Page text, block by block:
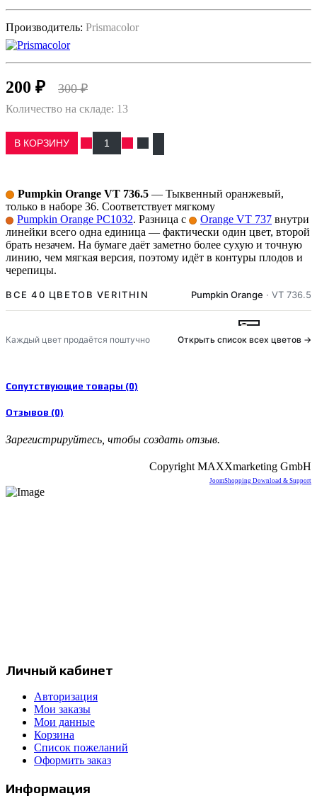
Производитель: Prismacolor
200 ₽ 300 ₽
Количество на складе: 13
В КОРЗИНУ
Pumpkin Orange VT 736.5 — Тыквенный оранжевый,
только в наборе 36. Соответствует мягкому
Pumpkin Orange PC1032. Разница с Orange VT 737 внутри
линейки всего одна единица — фактически один цвет, второй
брать незачем. На бумаге даёт заметно более сухую и точную
линию, чем мягкая версия, поэтому идёт в контуры плодов и
черепицы.
ВСЕ 40 ЦВЕТОВ VERITHIN Pumpkin Orange · VT 736.5
Olive Green · VT 739.5
Aquamarine · VT 737.5
Peacock Green · VT 739
Non-Photo Blue · VT
True Blue · VT 758
Light Cerulean
Peacock Blue
Indigo
Gold · VT 754
White · VT 734
Warm Grey 20% · VT 734.5
Silver · VT 753
Cool Grey 70% · VT 747.5
Dark Brown · VT 746
Каждый цвет продаётся поштучно Открыть список всех цветов →
Сопутствующие товары (0)
Отзывов (0)
Зарегистрируйтесь, чтобы создать отзыв.
Copyright MAXXmarketing GmbH
JoomShopping Download & Support
Личный кабинет
Авторизация
Мои заказы
Мои данные
Корзина
Список пожеланий
Оформить заказ
Информация